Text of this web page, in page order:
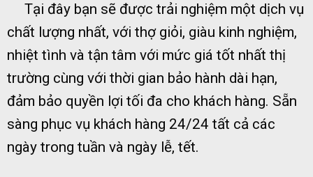
Tại đây bạn sẽ được trải nghiệm một dịch vụ
chất lượng nhất, với thợ giỏi, giàu kinh nghiệm,
nhiệt tình và tận tâm với mức giá tốt nhất thị
trường cùng với thời gian bảo hành dài hạn,
đảm bảo quyền lợi tối đa cho khách hàng. Sẵn
sàng phục vụ khách hàng 24/24 tất cả các
ngày trong tuần và ngày lễ, tết.